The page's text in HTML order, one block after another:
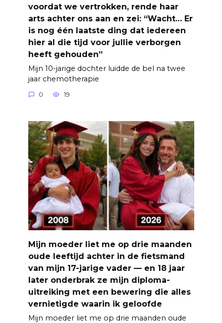
voordat we vertrokken, rende haar
arts achter ons aan en zei: “Wacht… Er
is nog één laatste ding dat iedereen
hier al die tijd voor jullie verborgen
heeft gehouden”
Mijn 10-jarige dochter luidde de bel na twee
jaar chemotherapie
0 19
Mijn moeder liet me op drie maanden
oude leeftijd achter in de fietsmand
van mijn 17-jarige vader — en 18 jaar
later onderbrak ze mijn diploma-
uitreiking met een bewering die alles
vernietigde waarin ik geloofde
Mijn moeder liet me op drie maanden oude